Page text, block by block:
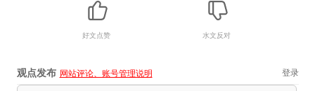
好文点赞 水文反对
观点发布 网站评论、账号管理说明 登录